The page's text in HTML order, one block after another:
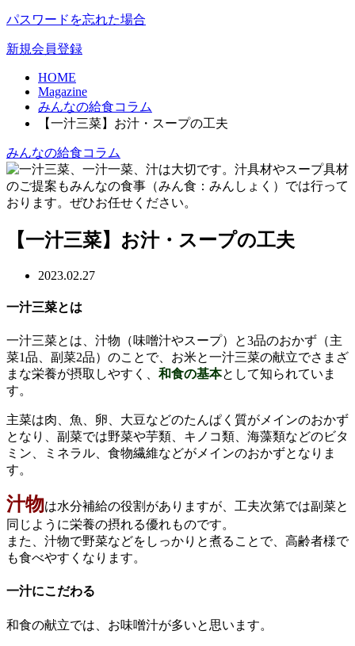
パスワードを忘れた場合
新規会員登録
HOME
Magazine
みんなの給食コラム
【一汁三菜】お汁・スープの工夫
みんなの給食コラム
【一汁三菜】お汁・スープの工夫
2023.02.27
一汁三菜とは
一汁三菜とは、汁物（味噌汁やスープ）と3品のおかず（主
菜1品、副菜2品）のことで、お米と一汁三菜の献立でさまざ
まな栄養が摂取しやすく、 和食の基本として知られていま
す。
主菜は肉、魚、卵、大豆などのたんぱく質がメインのおかず
となり、副菜では野菜や芋類、キノコ類、海藻類などのビタ
ミン、ミネラル、食物繊維などがメインのおかずとなりま
す。
汁物は水分補給の役割がありますが、工夫次第では副菜と
同じように栄養の摂れる優れものです。
また、汁物で野菜などをしっかりと煮ることで、高齢者様で
も食べやすくなります。
一汁にこだわる
和食の献立では、お味噌汁が多いと思います。